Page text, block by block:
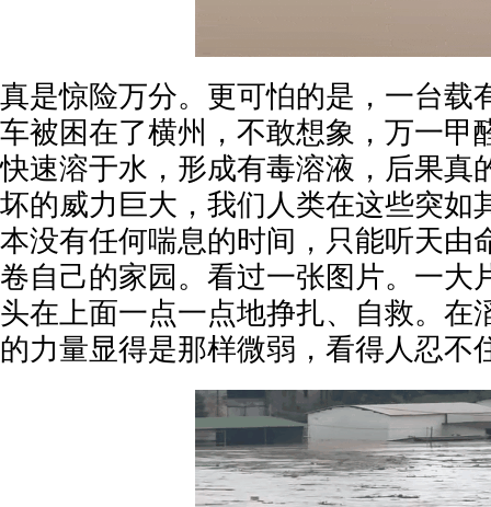
真是惊险万分。更可怕的是，一台载
车被困在了横州，不敢想象，万一甲
快速溶于水，形成有毒溶液，后果真
坏的威力巨大，我们人类在这些突如
本没有任何喘息的时间，只能听天由
卷自己的家园。看过一张图片。一大
头在上面一点一点地挣扎、自救。在
的力量显得是那样微弱，看得人忍不